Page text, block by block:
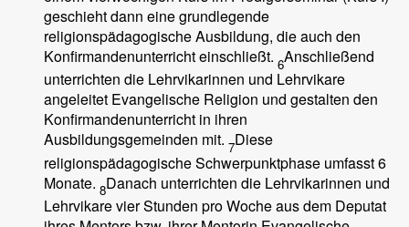
geschieht dann eine grundlegende
religionspädagogische Ausbildung, die auch den
Konfirmandenunterricht einschließt. 6Anschließend
unterrichten die Lehrvikarinnen und Lehrvikare
angeleitet Evangelische Religion und gestalten den
Konfirmandenunterricht in ihren
Ausbildungsgemeinden mit. 7Diese
religionspädagogische Schwerpunktphase umfasst 6
Monate. 8Danach unterrichten die Lehrvikarinnen und
Lehrvikare vier Stunden pro Woche aus dem Deputat